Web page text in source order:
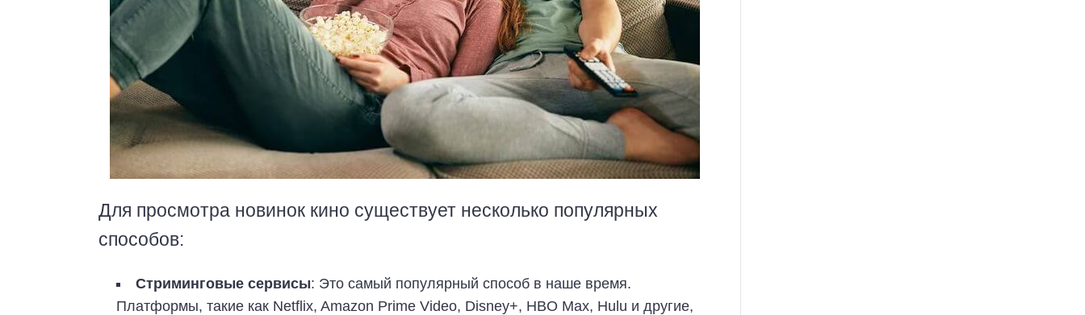
Для просмотра новинок кино существует несколько популярных
способов:
Стриминговые сервисы: Это самый популярный способ в наше время.
Платформы, такие как Netflix, Amazon Prime Video, Disney+, HBO Max, Hulu и другие,